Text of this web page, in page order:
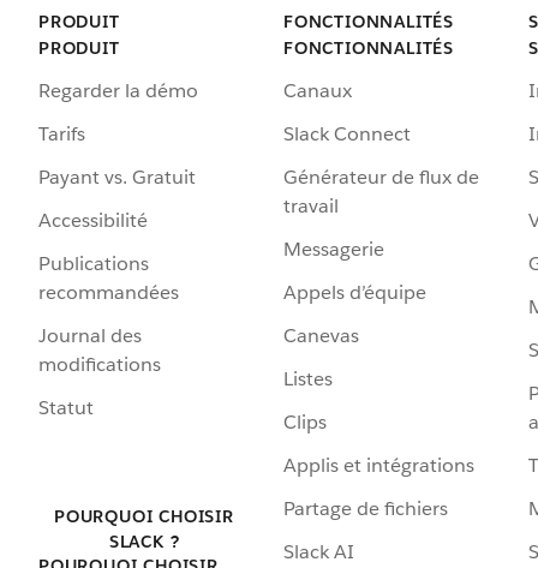
PRODUIT
PRODUIT
Regarder la démo
Tarifs
Payant vs. Gratuit
Accessibilité
Publications
recommandées
Journal des
modifications
Statut
POURQUOI CHOISIR
SLACK ?
FONCTIONNALITÉS
FONCTIONNALITÉS
Canaux
Slack Connect
Générateur de flux de
travail
Messagerie
Appels d’équipe
Canevas
Listes
Clips
Applis et intégrations
Partage de fichiers
Slack AI